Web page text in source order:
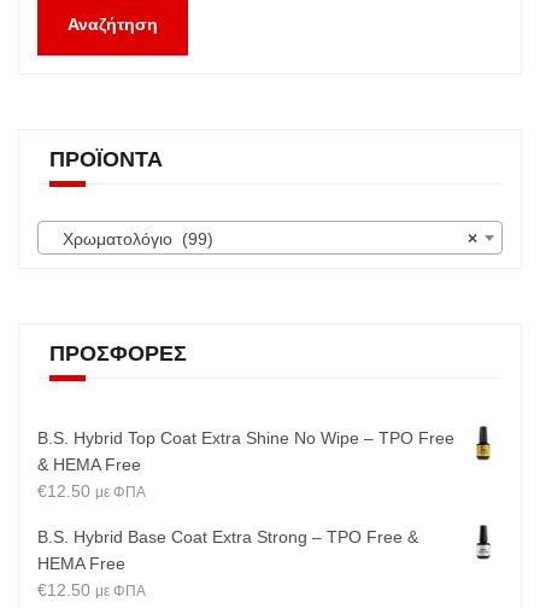
Αναζήτηση
ΠΡΟΪΌΝΤΑ
×
Χρωματολόγιο (99)
ΠΡΟΣΦΟΡΈΣ
B.S. Hybrid Top Coat Extra Shine No Wipe – TPO Free
& HEMA Free
€12.50 με ΦΠΑ
B.S. Hybrid Base Coat Extra Strong – TPO Free &
HEMA Free
€12.50 με ΦΠΑ